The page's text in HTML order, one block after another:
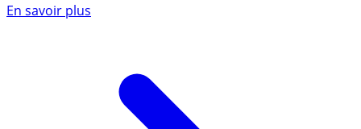
En savoir plus